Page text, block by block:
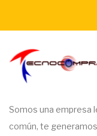
Somos una empresa
común, te